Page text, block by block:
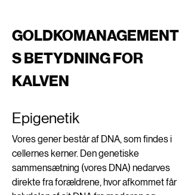
GOLDKOMANAGEMENT
S BETYDNING FOR
KALVEN
Epigenetik
Vores gener består af DNA, som findes i
cellernes kerner. Den genetiske
sammensætning (vores DNA) nedarves
direkte fra forældrene, hvor afkommet får